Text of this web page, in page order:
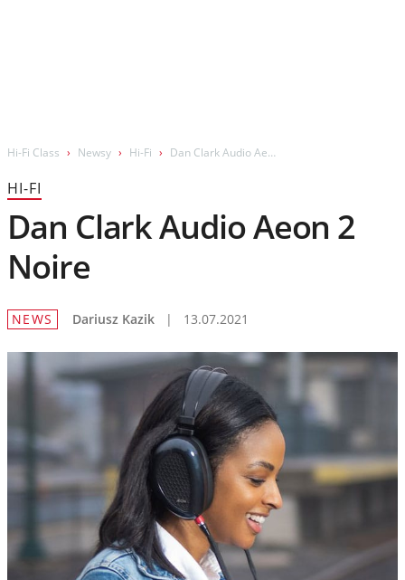
Hi-Fi Class Newsy Hi-Fi Dan Clark Audio Aeon 2 Noire
HI-FI
Dan Clark Audio Aeon 2
Noire
NEWS Dariusz Kazik | 13.07.2021